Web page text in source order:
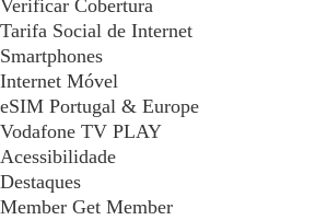
Verificar Cobertura
Tarifa Social de Internet
Smartphones
Internet Móvel
eSIM Portugal & Europe
Vodafone TV PLAY
Acessibilidade
Destaques
Member Get Member